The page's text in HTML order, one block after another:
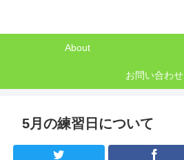
About
お問い合わせ
5月の練習日について